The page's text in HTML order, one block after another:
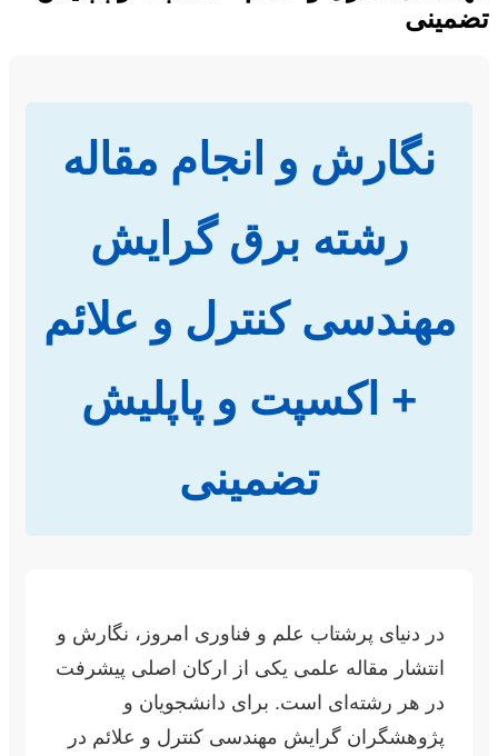
تضمینی
نگارش و انجام مقاله
رشته برق گرایش
مهندسی کنترل و علائم
+ اکسپت و پاپلیش
تضمینی
در دنیای پرشتاب علم و فناوری امروز، نگارش و
انتشار مقاله علمی یکی از ارکان اصلی پیشرفت
در هر رشته‌ای است. برای دانشجویان و
پژوهشگران گرایش مهندسی کنترل و علائم در